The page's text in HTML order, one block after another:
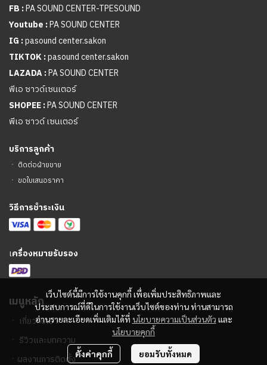
เว็บไซต์นี้มีการใช้งานคุกกี้ เพื่อเพิ่มประสิทธิภาพและ
ประสบการณ์ที่ดีในการใช้งานเว็บไซต์ของท่าน ท่านสามารถ
อ่านรายละเอียดเพิ่มเติมได้ที่ นโยบายความเป็นส่วนตัว และ
นโยบายคุกกี้
ตั้งค่าคุกกี้ ยอมรับทั้งหมด
FB :PA SOUND CENTER-TPESOUND
Youtube :PA SOUND CENTER
IG :pasound center.sakon
TIKTOK :pasound center.sakon
LAZADA :PA SOUND CENTER
พีเอ ซาวด์เซนเตอร์
SHOPEE :PA SOUND CENTER
พีเอ ซาวด์ เซนเตอร์
บริการลูกค้า
ㆍ ติดต่อฝ่ายขาย
ㆍ ขอใบเสนอราคา
วิธีการชำระเงิน
เครื่องหมายรับรอง
เมนูหลัก
ㆍ เกี่ยวกับเรา
ㆍ รีวิวและบทความ
ㆍ ผลงานการติดตั้ง